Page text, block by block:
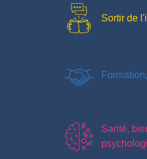
Sortir de
Santé,